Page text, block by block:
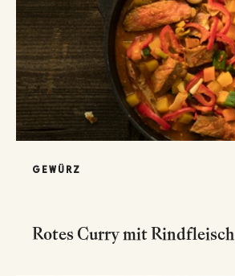
GEWÜRZ
Rotes Curry mit Rindfleisch